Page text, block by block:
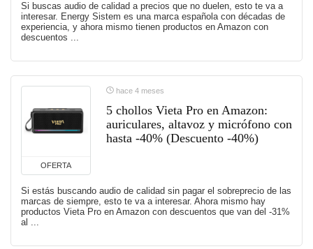
Si buscas audio de calidad a precios que no duelen, esto te va a
interesar. Energy Sistem es una marca española con décadas de
experiencia, y ahora mismo tienen productos en Amazon con
descuentos ...
OFERTA
hace 4 meses
5 chollos Vieta Pro en Amazon:
auriculares, altavoz y micrófono con
hasta -40% (Descuento -40%)
Si estás buscando audio de calidad sin pagar el sobreprecio de las
marcas de siempre, esto te va a interesar. Ahora mismo hay
productos Vieta Pro en Amazon con descuentos que van del -31%
al ...